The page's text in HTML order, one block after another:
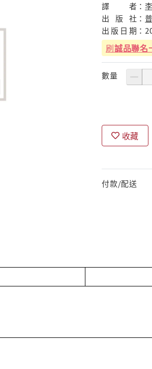
譯
者：
出
版 社：
出 版 日 期：
刷誠品聯名
數量
收藏
付款/配送